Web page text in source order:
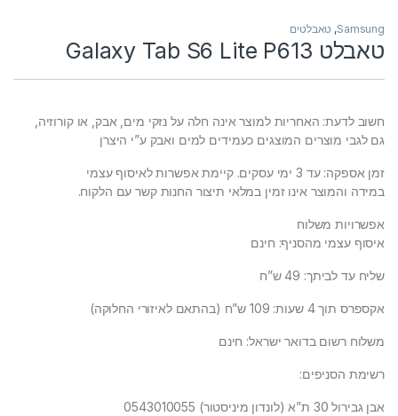
Samsung
, טאבלטים
טאבלט Galaxy Tab S6 Lite P613
חשוב לדעת: האחריות למוצר אינה חלה על נזקי מים, אבק, או קורוזיה,
גם לגבי מוצרים המוצגים כעמידים למים ואבק ע”י היצרן
זמן אספקה: עד 3 ימי עסקים. קיימת אפשרות לאיסוף עצמי
במידה והמוצר אינו זמין במלאי תיצור החנות קשר עם הלקוח.
אפשרויות משלוח
איסוף עצמי מהסניף: חינם
שליח עד לביתך: 49 ש”ח
אקספרס תוך 4 שעות: 109 ש”ח (בהתאם לאיזורי החלוקה)
משלוח רשום בדואר ישראל: חינם
רשימת הסניפים:
אבן גבירול 30 ת”א (לונדון מיניסטור) 0543010055